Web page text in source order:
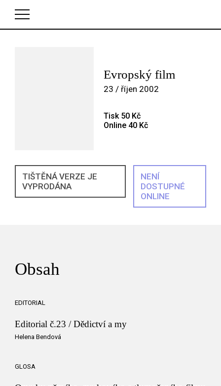
Evropský film
23 / říjen 2002
Tisk 50 Kč
Online 40 Kč
TIŠTĚNÁ VERZE JE
VYPRODÁNA
NENÍ
DOSTUPNÉ
ONLINE
Obsah
EDITORIAL
Editorial č.23 / Dědictví a my
Helena Bendová
GLOSA